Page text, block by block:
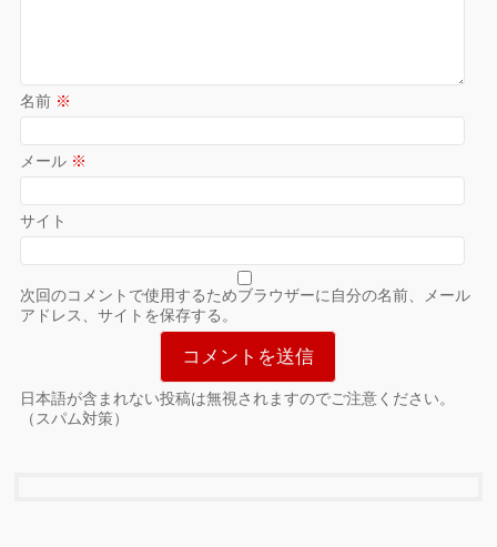
名前 ※
メール ※
サイト
次回のコメントで使用するためブラウザーに自分の名前、メール
アドレス、サイトを保存する。
日本語が含まれない投稿は無視されますのでご注意ください。
（スパム対策）